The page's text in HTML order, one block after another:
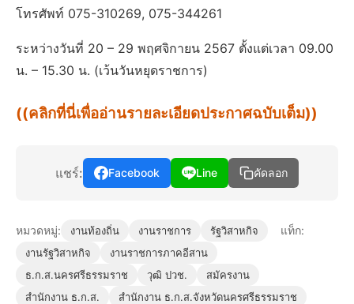
โทรศัพท์ 075-310269, 075-344261
ระหว่างวันที่ 20 – 29 พฤศจิกายน 2567 ตั้งแต่เวลา 09.00
น. – 15.30 น. (เว้นวันหยุดราชการ)
((คลิกที่นี่เพื่ออ่านรายละเอียดประกาศฉบับเต็ม))
แชร์: Facebook Line คัดลอก
หมวดหมู่: งานท้องถิ่น งานราชการ รัฐวิสาหกิจ แท็ก:
งานรัฐวิสาหกิจ
งานราชการภาคอีสาน
ธ.ก.ส.นครศรีธรรมราช
วุฒิ ปวช.
สมัครงาน
สำนักงาน ธ.ก.ส.
สำนักงาน ธ.ก.ส.จังหวัดนครศรีธรรมราช